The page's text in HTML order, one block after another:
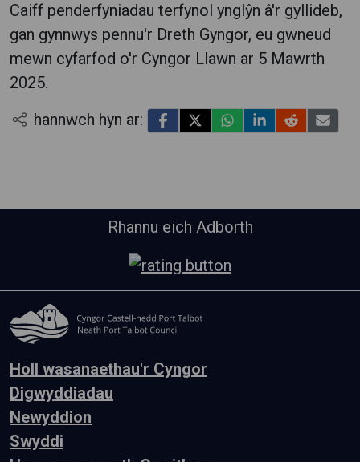
Caiff penderfyniadau terfynol ynglŷn â'r gyllideb,
gan gynnwys pennu'r Dreth Gyngor, eu gwneud
mewn cyfarfod o'r Cyngor Llawn ar 5 Mawrth
2025.
hannwch hyn ar:
Rhannu eich Adborth
Holl wasanaethau'r Cyngor
Digwyddiadau
Newyddion
Swyddi